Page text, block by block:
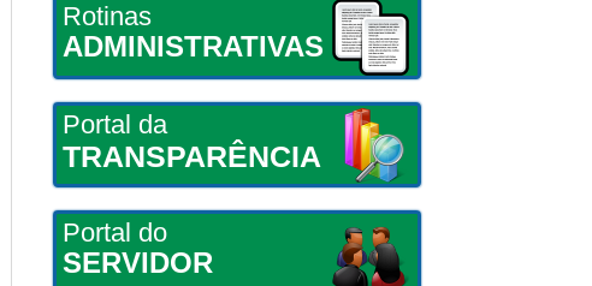
Rotinas
ADMINISTRATIVAS
Portal da
TRANSPARÊNCIA
Portal do
SERVIDOR